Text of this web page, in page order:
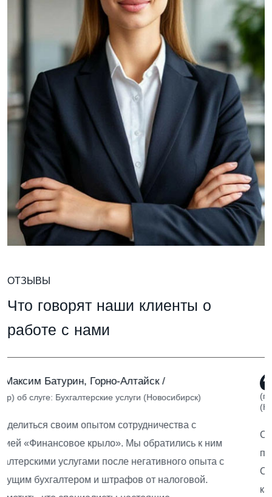
ОТЗЫВЫ
Что говорят наши клиенты о
работе с нами
Николай Кекалов,Новосибирск /
(генеральный директор) об слуге: Налоговая безопасность